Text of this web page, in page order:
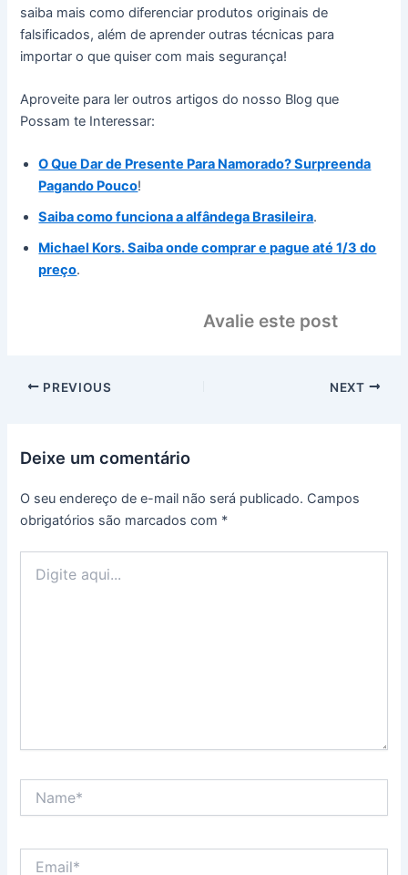
saiba mais como diferenciar produtos originais de
falsificados, além de aprender outras técnicas para
importar o que quiser com mais segurança!
Aproveite para ler outros artigos do nosso Blog que
Possam te Interessar:
O Que Dar de Presente Para Namorado? Surpreenda
Pagando Pouco!
Saiba como funciona a alfândega Brasileira.
Michael Kors. Saiba onde comprar e pague até 1/3 do
preço.
Avalie este post
PREVIOUS NEXT
Deixe um comentário
O seu endereço de e-mail não será publicado. Campos
obrigatórios são marcados com *
aqui...